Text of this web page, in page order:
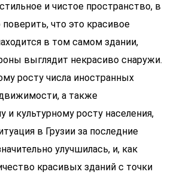
и чистое пространство, в
что это красивое
в том самом здании,
выглядит некрасиво снаружи.
росту числа иностранных
а также
и культурному росту населения,
в Грузии за последние
улучшилась, и, как
красивых зданий с точки